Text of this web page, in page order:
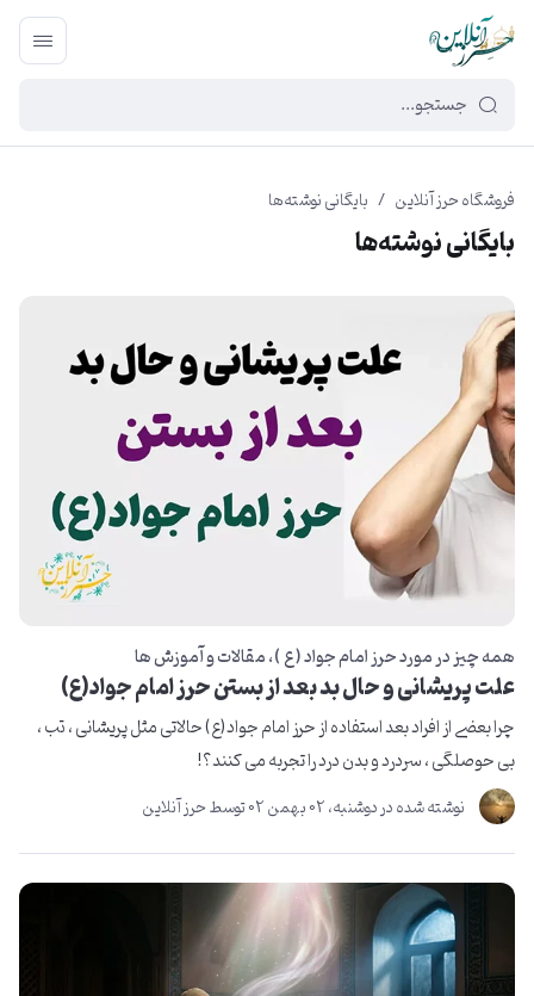
449f43cf-3da2-4422-bb12-2566cb5b8b05
فروشگاه حرز آنلاین / بایگانی نوشته‌ها
بایگانی نوشته‌ها
همه چیز در مورد حرز امام جواد ( ع ) مقالات و آموزش ها
علت پریشانی و حال بد بعد از بستن حرز امام جواد(ع)
​​​​چرا بعضی از افراد بعد استفاده از حرز امام جواد(ع) حالاتی مثل پریشانی ، تب ،
بی حوصلگی ، سردرد و بدن درد را تجربه می کنند؟!
نوشته شده دردوشنبه، 02 بهمن 02 توسطحرز آنلاین